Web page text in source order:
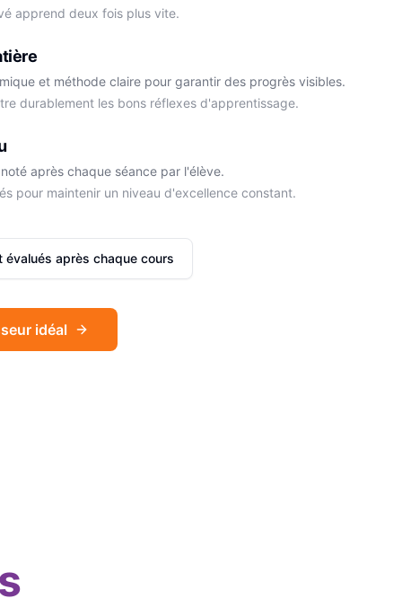
Français
apprend deux fois plus vite.
et méthode claire pour garantir des progrès visibles.
durablement les bons réflexes d'apprentissage.
après chaque séance par l'élève.
pour maintenir un niveau d'excellence constant.
après chaque cours
idéal